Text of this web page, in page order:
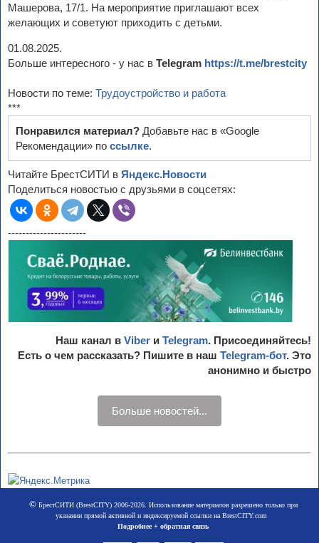
Машерова, 17/1. На мероприятие приглашают всех
желающих и советуют приходить с детьми.
01.08.2025.
Больше интересного - у нас в Telegram https://t.me/brestcity
Новости по теме: Трудоустройство и работа
***
Понравился материал? Добавьте нас в «Google
Рекомендации» по ссылке.
Читайте БрестСИТИ в Яндекс.Новости
Поделиться новостью с друзьями в соцсетях:
----------------------
Наш канал в Viber и Telegram. Присоединяйтесь!
Есть о чем рассказать? Пишите в наш Telegram-бот. Это
анонимно и быстро
Больше новостей...
©БрестСИТИ (BrestCITY) 2006-2026. Использование материалов разрешено только при
указании прямой активной и индексируемой ссылки на BrestCITY.com
Подробнее + обратная связь